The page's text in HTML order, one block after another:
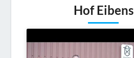
Hof Eibens